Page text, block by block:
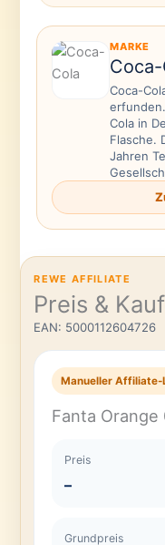
MARKE
Coca-
Cola in
Flasche.
Jahren
REWE AFFILIATE
Preis &
EAN: 5000112604726
Manueller Affiliate-
Fanta Orange
Preis
–
Grundpreis